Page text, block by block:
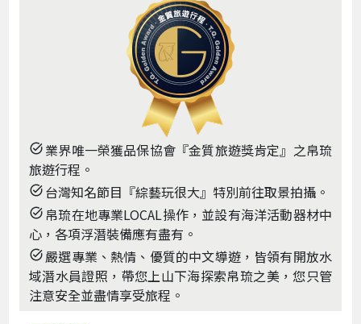
task_alt 業界唯一榮獲品保協會『金質旅遊獎肯定』之帛琉
旅遊行程。
task_alt 台灣知名節目『綜藝玩很大』特別前往取景拍攝。
task_alt 帛琉在地專業LOCAL操作，並設有海洋活動器材中
心，各項浮潛裝備應有盡有。
task_alt 嚴選專業、熱情、優質的中文導遊，皆領有開放水
域潛水員證照，帶您上山下海探索帛琉之美，您只管
注意安全並盡情享受旅程。